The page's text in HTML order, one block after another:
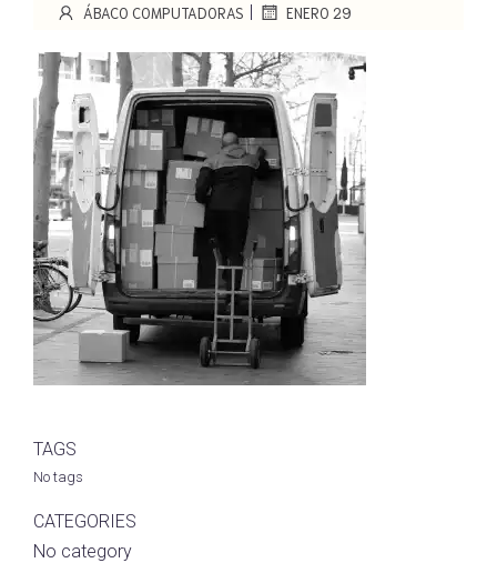
ÁBACO COMPUTADORAS | ENERO 29
TAGS
No tags
CATEGORIES
No category